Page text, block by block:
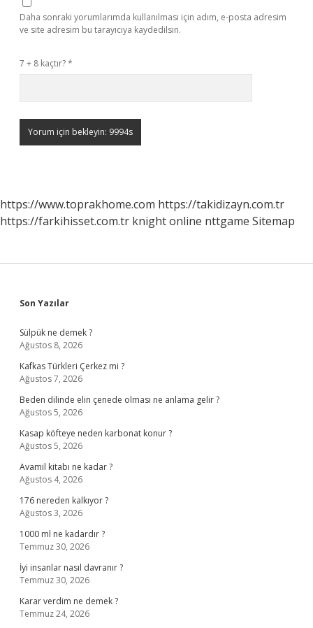
Daha sonraki yorumlarımda kullanılması için adım, e-posta adresim
ve site adresim bu tarayıcıya kaydedilsin.
7 + 8 kaçtır?*
https://www.toprakhome.com https://takidizayn.com.tr
https://farkihisset.com.tr knight online nttgame Sitemap
Sidebar
Son Yazılar
Sülpük ne demek ?
Ağustos 8, 2026
Kafkas Türkleri Çerkez mi ?
Ağustos 7, 2026
Beden dilinde elin çenede olması ne anlama gelir ?
Ağustos 5, 2026
Kasap köfteye neden karbonat konur ?
Ağustos 5, 2026
Avamil kitabı ne kadar ?
Ağustos 4, 2026
176 nereden kalkıyor ?
Ağustos 3, 2026
1000 ml ne kadardır ?
Temmuz 30, 2026
İyi insanlar nasıl davranır ?
Temmuz 30, 2026
Karar verdim ne demek ?
Temmuz 24, 2026